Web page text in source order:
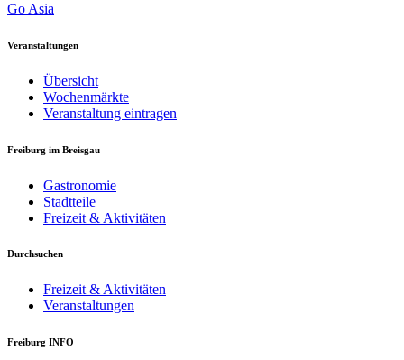
Go Asia
Veranstaltungen
Übersicht
Wochenmärkte
Veranstaltung eintragen
Freiburg im Breisgau
Gastronomie
Stadtteile
Freizeit & Aktivitäten
Durchsuchen
Freizeit & Aktivitäten
Veranstaltungen
Freiburg INFO